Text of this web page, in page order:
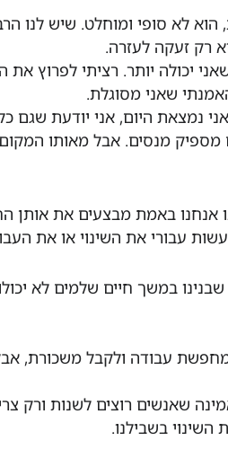
לא סופי ומוחלט. שיש לנו
רק זעקה לעזרה.
יכולה יותר. רציתי לפרוץ את
שאני מסוגלת.
נמצאת היום, אני יודעת שגם
מספיק מנסים. אבל מאותו
באמת מבצעים את אותן
עבורי את השינוי או את
במשך חיים שלמים לא
עבודה ולקבל משכורת,
שאנשים רוצים לשנות ורק
בשבילנו.